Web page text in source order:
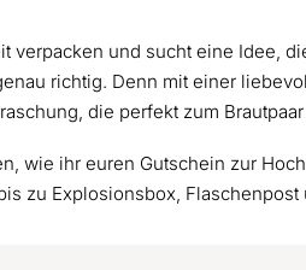
verpacken und sucht eine Idee,
richtig. Denn mit einer
die perfekt zum
wie ihr euren Gutschein zur
zu Explosionsbox, Flaschenpost